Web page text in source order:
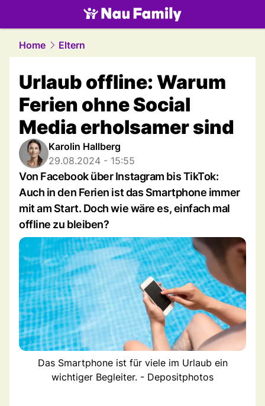
family.NAU.ch
Home Eltern
Urlaub offline: Warum
Ferien ohne Social
Media erholsamer sind
Karolin Hallberg
29.08.2024 - 15:55
Von Facebook über Instagram bis TikTok:
Auch in den Ferien ist das Smartphone immer
mit am Start. Doch wie wäre es, einfach mal
offline zu bleiben?
Das Smartphone ist für viele im Urlaub ein
wichtiger Begleiter. - Depositphotos